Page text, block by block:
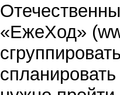
«ЕжеХод»